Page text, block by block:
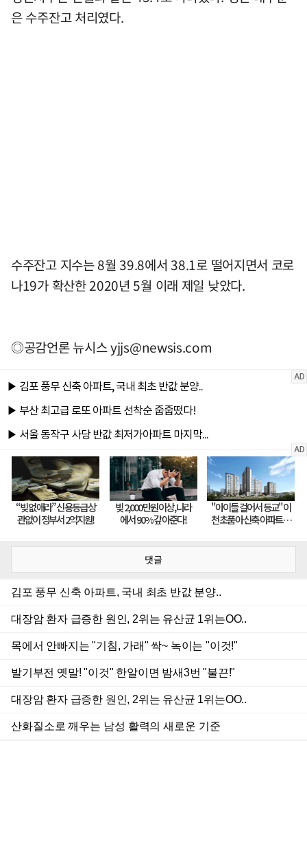
은 수주잔고 처리였다.
수주잔고 지수는 8월 39.8에서 38.1로 떨어지면서 코로
나19가 확산한 2020년 5월 이래 제일 낮았다.
◎공감언론 뉴시스yjjs@newsis.com
댓글